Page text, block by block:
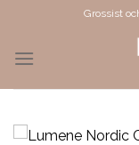
content
Grossist